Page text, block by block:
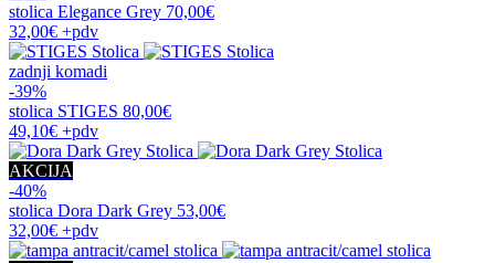
stolica Elegance Grey 70,00€
32,00€ +pdv
zadnji komadi
-39%
stolica STIGES 80,00€
49,10€ +pdv
AKCIJA
-40%
stolica Dora Dark Grey 53,00€
32,00€ +pdv